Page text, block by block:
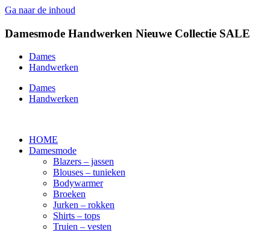
Ga naar de inhoud
Damesmode Handwerken Nieuwe Collectie SALE
Dames
Handwerken
Dames
Handwerken
HOME
Damesmode
Blazers – jassen
Blouses – tunieken
Bodywarmer
Broeken
Jurken – rokken
Shirts – tops
Truien – vesten